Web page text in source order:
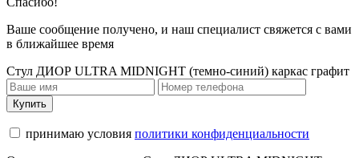
Ваше сообщение получено, и наш специалист свяжется с вами
в ближайшее время
Стул ДИОР ULTRA MIDNIGHT (темно-синий) каркас графит
Купить
принимаю условия политики конфиденциальности